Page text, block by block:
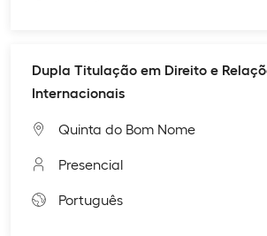
Dupla Titulação em Direito e
Internacionais
Quinta do Bom Nome
Presencial
Português